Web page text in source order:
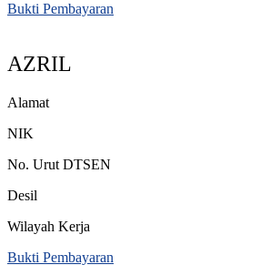
Bukti Pembayaran
AZRIL
Alamat
NIK
No. Urut DTSEN
Desil
Wilayah Kerja
Bukti Pembayaran